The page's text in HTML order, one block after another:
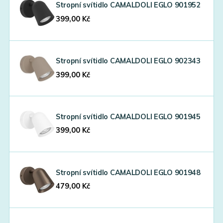
Stropní svítidlo CAMALDOLI EGLO 901952
399,00 Kč
Stropní svítidlo CAMALDOLI EGLO 902343
399,00 Kč
Stropní svítidlo CAMALDOLI EGLO 901945
399,00 Kč
Stropní svítidlo CAMALDOLI EGLO 901948
479,00 Kč